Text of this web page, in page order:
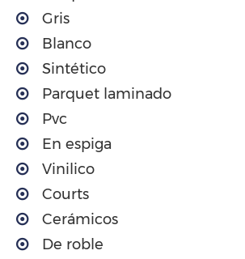
Gris
Blanco
Sintético
Parquet laminado
Pvc
En espiga
Vinilico
Courts
Cerámicos
De roble